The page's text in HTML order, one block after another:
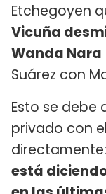
Etchegoyen
Vicuña
Wanda Nara
Suárez con
Esto se
privado con
directamente:
está